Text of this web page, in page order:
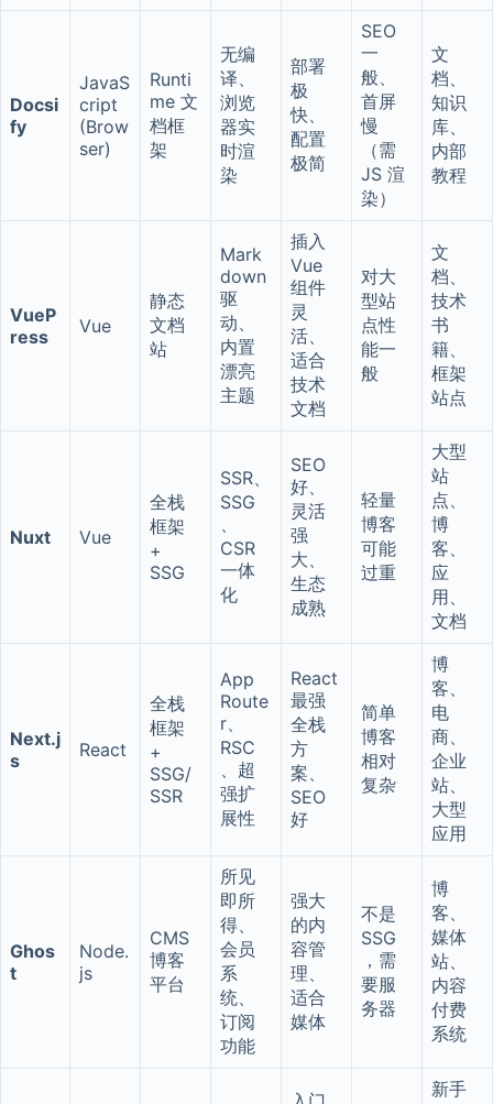
Docsi
fy
JavaS
cript
(Brow
ser)
Runti
me 文
档框
架
无编
译、
浏览
器实
时渲
染
部署
极
快、
配置
极简
SEO
一
般、
首屏
慢
（需
JS 渲
染）
文
档、
知识
库、
内部
教程
VueP
ress
Vue
静态
文档
站
Mark
down
驱
动、
内置
漂亮
主题
插入
Vue
组件
灵
活、
适合
技术
文档
对大
型站
点性
能一
般
文
档、
技术
书
籍、
框架
站点
Nuxt Vue
全栈
框架
+
SSG
SSR、
SSG
CSR
一体
化
SEO
好、
灵活
强
大、
生态
成熟
轻量
博客
可能
过重
大型
站
点、
博
客、
应
用、
文档
Next.j
s
React
全栈
框架
+
SSG/
SSR
App
Route
r、
RSC
、超
强扩
展性
React
最强
全栈
方
案、
SEO
好
简单
博客
相对
复杂
博
客、
电
商、
企业
站、
大型
应用
Ghos
t
Node.
js
CMS
博客
平台
所见
即所
得、
会员
系
统、
订阅
功能
强大
的内
容管
理、
适合
媒体
不是
SSG
，需
要服
务器
博
客、
媒体
站、
内容
付费
系统
新手